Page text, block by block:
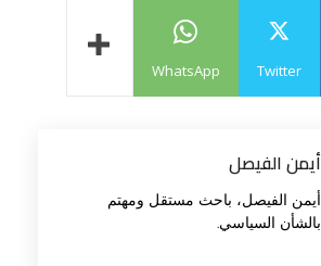
Twitter
WhatsApp
أيمن الفيصل
أيمن الفيصل، باحث مستقل ومهتم
بالشأن السياسي.